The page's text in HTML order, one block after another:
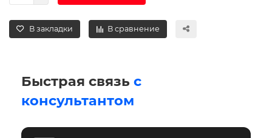
В закладки В сравнение
Быстрая связь с
консультантом